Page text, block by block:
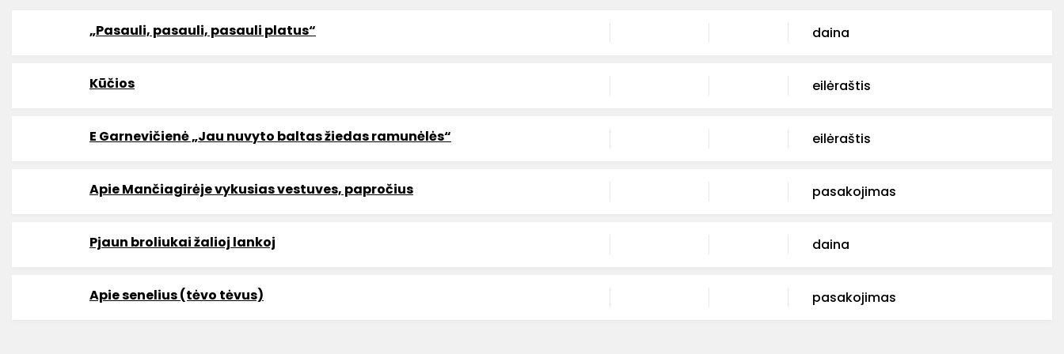
„Pasauli, pasauli, pasauli platus“ daina
Kūčios eilėraštis
E Garnevičienė „Jau nuvyto baltas žiedas ramunėlės“ eilėraštis
Apie Mančiagirėje vykusias vestuves, papročius pasakojimas
Pjaun broliukai žalioj lankoj daina
Apie senelius (tėvo tėvus) pasakojimas